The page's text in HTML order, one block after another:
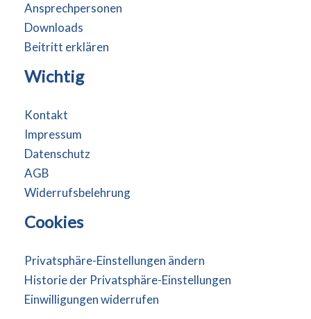
Ansprechpersonen
Downloads
Beitritt erklären
Wichtig
Kontakt
Impressum
Datenschutz
AGB
Widerrufsbelehrung
Cookies
Privatsphäre-Einstellungen ändern
Historie der Privatsphäre-Einstellungen
Einwilligungen widerrufen